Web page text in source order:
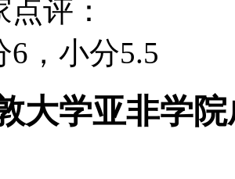
以及语言学的
、非洲研究、
评：
6，小分5.5
大学亚非学